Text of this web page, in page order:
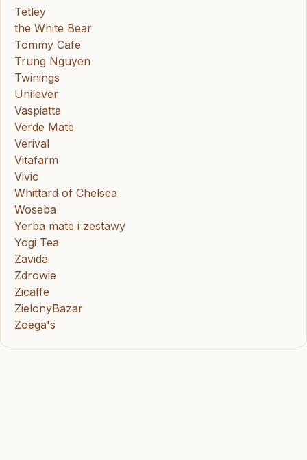
Tetley
the White Bear
Tommy Cafe
Trung Nguyen
Twinings
Unilever
Vaspiatta
Verde Mate
Verival
Vitafarm
Vivio
Whittard of Chelsea
Woseba
Yerba mate i zestawy
Yogi Tea
Zavida
Zdrowie
Zicaffe
ZielonyBazar
Zoega's